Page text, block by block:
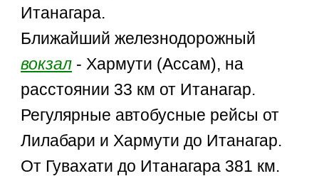
Итанагара.
Ближайший железнодорожный
вокзал - Хармути (Ассам), на
расстоянии 33 км от Итанагар.
Регулярные автобусные рейсы от
Лилабари и Хармути до Итанагар.
От Гувахати до Итанагара 381 км.